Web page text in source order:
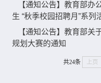
【通知公告】教育部办
生 “秋季校园招聘月”系列
【通知公告】教育部关
规划大赛的通知
共24条 上页